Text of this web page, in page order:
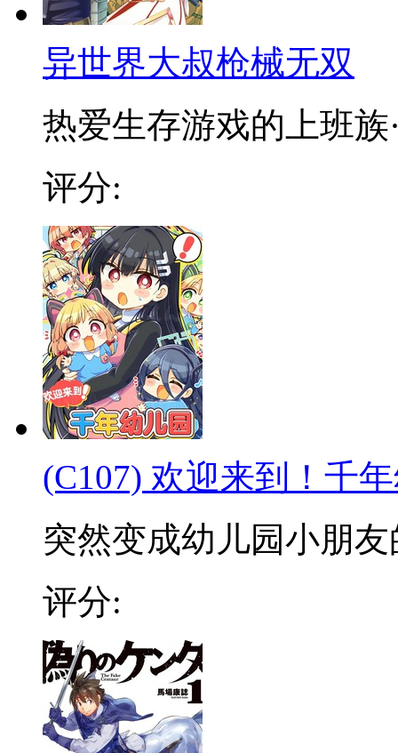
异世界大叔枪械无双
热爱生存游戏的上班族
评分:
(C107) 欢迎来到！千
突然变成幼儿园小朋友
评分: